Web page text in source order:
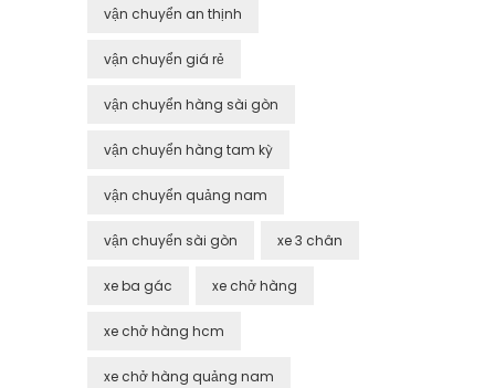
vận chuyển an thịnh
vận chuyển giá rẻ
vận chuyển hàng sài gòn
vận chuyển hàng tam kỳ
vận chuyển quảng nam
vận chuyển sài gòn xe 3 chân
xe ba gác xe chở hàng
xe chở hàng hcm
xe chở hàng quảng nam